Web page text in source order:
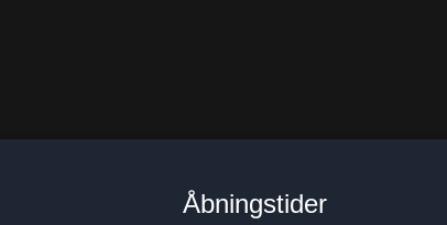
Åbningstider